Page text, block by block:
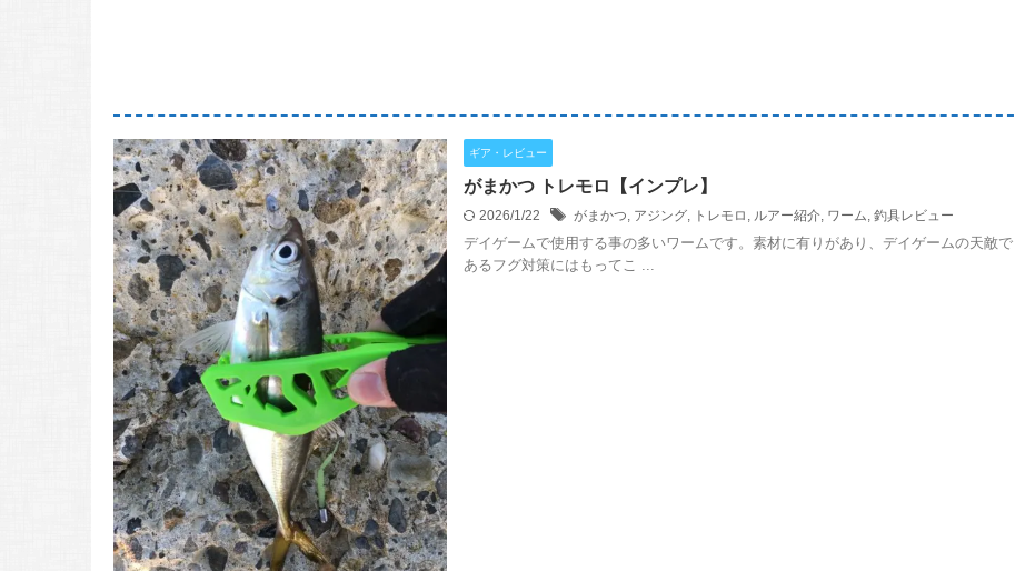
ギア・レビュー
がまかつ トレモロ【インプレ】
2026/1/22 がまかつ, アジング, トレモロ , ルアー紹介, ワーム, 釣具レビュー
デイゲームで使用する事の多いワームです。素材に有りがあり、デイゲームの天敵で
あるフグ対策にはもってこ ...